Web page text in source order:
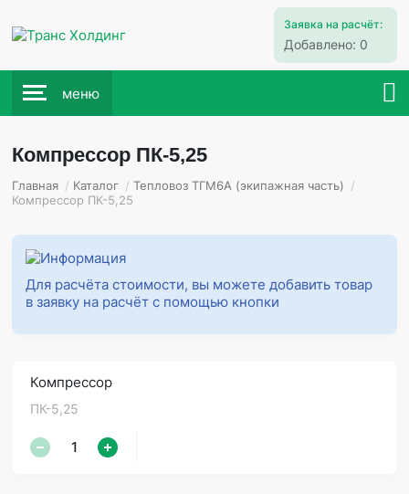
Заявка на расчёт:
Добавлено: 0
меню
Компрессор ПК-5,25
Главная / Каталог / Тепловоз ТГМ6А (экипажная часть) /
Компрессор ПК-5,25
Для расчёта стоимости, вы можете добавить товар
в заявку на расчёт с помощью кнопки
Компрессор
ПК-5,25